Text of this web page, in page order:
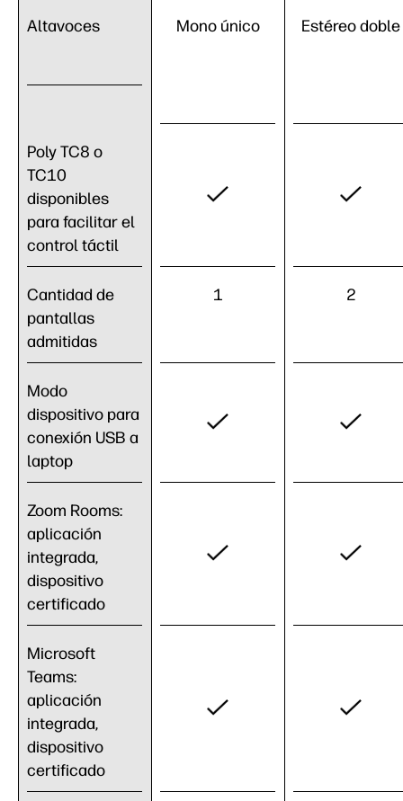
Altavoces
Poly TC8 o
TC10
disponibles
para facilitar el
control táctil
Cantidad de
pantallas
admitidas
Modo
dispositivo para
conexión USB a
laptop
Zoom Rooms:
aplicación
integrada,
dispositivo
certificado
Microsoft
Teams:
aplicación
integrada,
dispositivo
certificado
Mono único
1
Estéreo doble
2